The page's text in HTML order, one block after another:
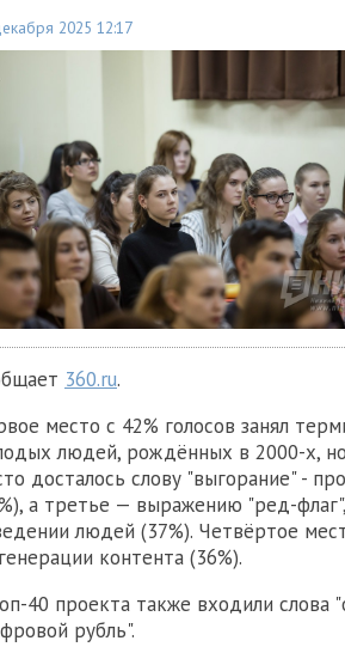
2025 12:17
360.ru.
место с 42% голосов занял
людей, рождённых в 2000-х,
досталось слову "выгорание" -
а третье — выражению "ред-
людей (37%). Четвёртое
контента (36%).
40 проекта также входили слова
рубль".